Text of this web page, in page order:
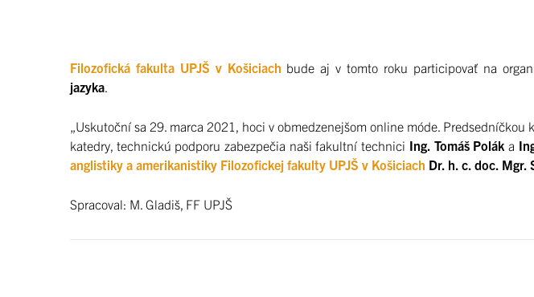
Filozofická fakulta UPJŠ v Košiciach bude aj v tomto roku participovať na
jazyka.
„Uskutoční sa 29. marca 2021, hoci v obmedzenejšom online móde. Predsedníčkou
katedry, technickú podporu zabezpečia naši fakultní technici Ing. Tomáš Polák a
anglistiky a amerikanistiky Filozofickej fakulty UPJŠ v Košiciach Dr. h. c. doc. Mgr.
Spracoval: M. Gladiš, FF UPJŠ